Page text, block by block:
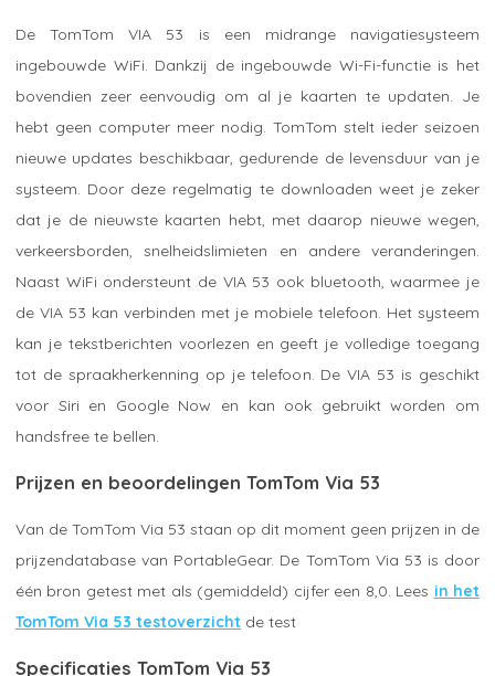
De TomTom VIA 53 is een midrange navigatiesysteem
ingebouwde WiFi. Dankzij de ingebouwde Wi-Fi-functie is het
bovendien zeer eenvoudig om al je kaarten te updaten. Je
hebt geen computer meer nodig. TomTom stelt ieder seizoen
nieuwe updates beschikbaar, gedurende de levensduur van je
systeem. Door deze regelmatig te downloaden weet je zeker
dat je de nieuwste kaarten hebt, met daarop nieuwe wegen,
verkeersborden, snelheidslimieten en andere veranderingen.
Naast WiFi ondersteunt de VIA 53 ook bluetooth, waarmee je
de VIA 53 kan verbinden met je mobiele telefoon. Het systeem
kan je tekstberichten voorlezen en geeft je volledige toegang
tot de spraakherkenning op je telefoon. De VIA 53 is geschikt
voor Siri en Google Now en kan ook gebruikt worden om
handsfree te bellen.
Prijzen en beoordelingen TomTom Via 53
Van de TomTom Via 53 staan op dit moment geen prijzen in de
prijzendatabase van PortableGear. De TomTom Via 53 is door
één bron getest met als (gemiddeld) cijfer een 8,0. Lees in het
TomTom Via 53 testoverzicht de test
Specificaties TomTom Via 53